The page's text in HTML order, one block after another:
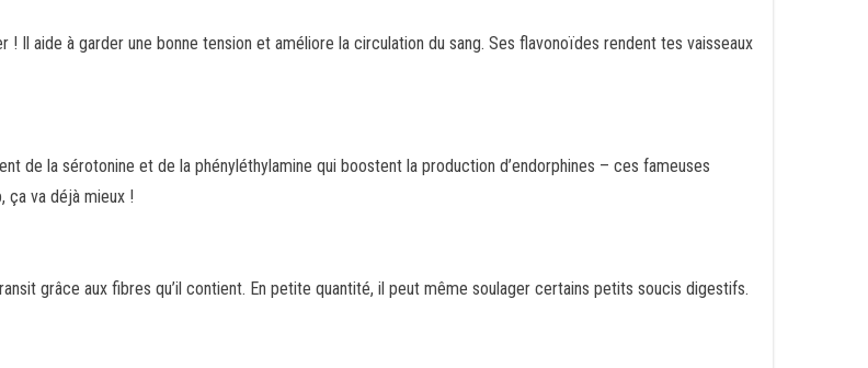
Il aide à garder une bonne tension et améliore la circulation du sang. Ses flavonoïdes rendent tes vaisseaux
de la sérotonine et de la phényléthylamine qui boostent la production d’endorphines – ces fameuses
ça va déjà mieux !
grâce aux fibres qu’il contient. En petite quantité, il peut même soulager certains petits soucis digestifs.